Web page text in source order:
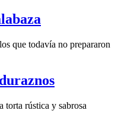
que todavía no prepararon
torta rústica y sabrosa